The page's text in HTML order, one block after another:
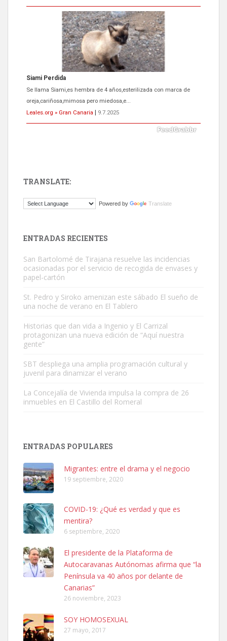
Siami Perdida
Se llama Siami,es hembra de 4 años,esterilizada con marca de
oreja,cariñosa,mimosa pero miedosa,e...
Leales.org » Gran Canaria
9.7.2025
El ayuntamiento se va a llevar a Los Gatos callejeros de la zona los
Este gato macho ha aparecido en la calle hace menos de un mes,
es muy manso y extremadamente cari...
Leales.org » Gran Canaria
Leales.org » Gran Canaria
SHIBA PERDIDO AVDA JOSE MESA Y LOPEZ
PERRO MACHO RAZA SHIBA CON MICROCHIP PERDIDO HOY
06/07/2025 ZONA MESA Y LOPEZ. ES MUY ASUSTADIZO
Leales.org » Gran Canaria
6.7.2025
TRANSLATE:
Powered by Translate
ENTRADAS RECIENTES
San Bartolomé de Tirajana resuelve las incidencias
ocasionadas por el servicio de recogida de envases y
papel-cartón
St. Pedro y Siroko amenizan este sábado El sueño de
una noche de verano en El Tablero
Historias que dan vida a Ingenio y El Carrizal
protagonizan una nueva edición de “Aquí nuestra
gente”
SBT despliega una amplia programación cultural y
juvenil para dinamizar el verano
La Concejalía de Vivienda impulsa la compra de 26
inmuebles en El Castillo del Romeral
ENTRADAS POPULARES
Migrantes: entre el drama y el negocio
19 septiembre, 2020
COVID-19: ¿Qué es verdad y que es
mentira?
6 septiembre, 2020
El presidente de la Plataforma de
Autocaravanas Autónomas afirma que “la
Península va 40 años por delante de
Canarias”
26 noviembre, 2023
SOY HOMOSEXUAL
27 mayo, 2017